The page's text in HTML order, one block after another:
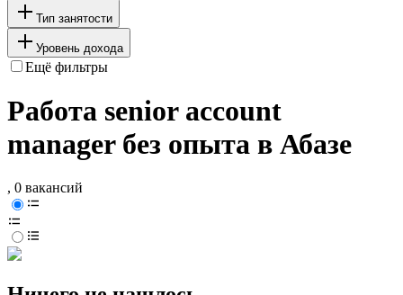
Тип занятости
Уровень дохода
Ещё фильтры
Работа senior account
manager без опыта в Абазе
, 0 вакансий